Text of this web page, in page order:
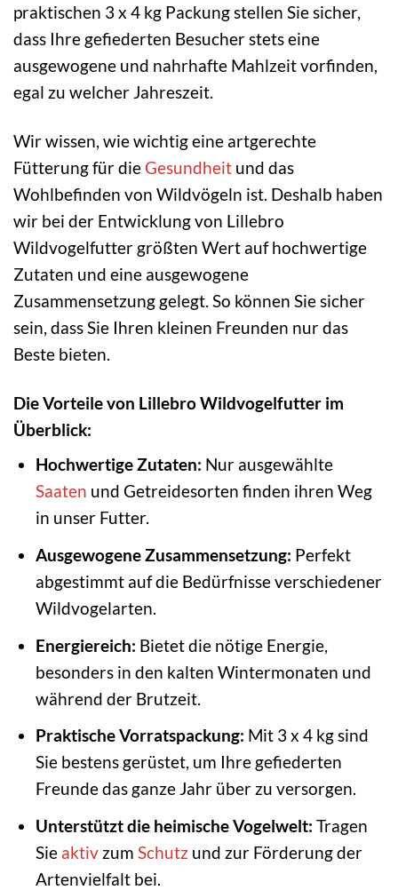
praktischen 3 x 4 kg Packung stellen Sie sicher,
dass Ihre gefiederten Besucher stets eine
ausgewogene und nahrhafte Mahlzeit vorfinden,
egal zu welcher Jahreszeit.
Wir wissen, wie wichtig eine artgerechte
Fütterung für die Gesundheit und das
Wohlbefinden von Wildvögeln ist. Deshalb haben
wir bei der Entwicklung von Lillebro
Wildvogelfutter größten Wert auf hochwertige
Zutaten und eine ausgewogene
Zusammensetzung gelegt. So können Sie sicher
sein, dass Sie Ihren kleinen Freunden nur das
Beste bieten.
Die Vorteile von Lillebro Wildvogelfutter im
Überblick:
Hochwertige Zutaten: Nur ausgewählte
Saaten und Getreidesorten finden ihren Weg
in unser Futter.
Ausgewogene Zusammensetzung: Perfekt
abgestimmt auf die Bedürfnisse verschiedener
Wildvogelarten.
Energiereich: Bietet die nötige Energie,
besonders in den kalten Wintermonaten und
während der Brutzeit.
Praktische Vorratspackung: Mit 3 x 4 kg sind
Sie bestens gerüstet, um Ihre gefiederten
Freunde das ganze Jahr über zu versorgen.
Unterstützt die heimische Vogelwelt: Tragen
Sie aktivzum Schutz und zur Förderung der
Artenvielfalt bei.